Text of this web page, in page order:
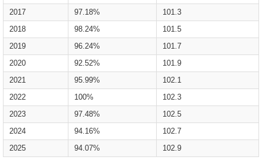
2017
97.18%
101.3
2018
98.24%
101.5
2019
96.24%
101.7
2020
92.52%
101.9
2021
95.99%
102.1
2022
100%
102.3
2023
97.48%
102.5
2024
94.16%
102.7
2025
94.07% 102.9